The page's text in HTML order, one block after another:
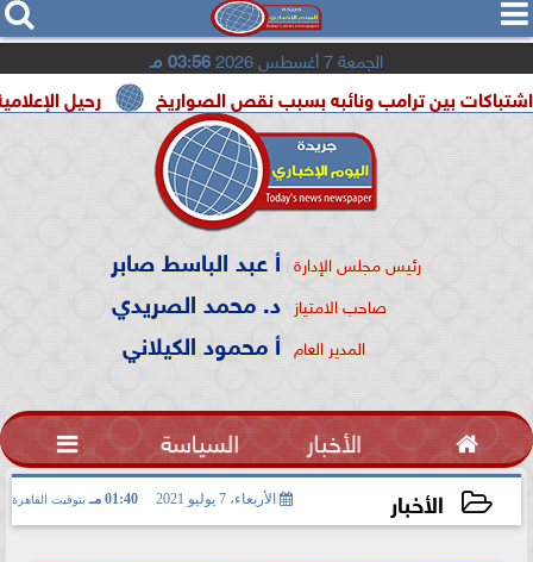
  
الجمعة 7 أغسطس 2026 03:56 مـ
رحيل الإعلامية سونيا ترامب ونائبه بسبب نقص الصواريخ
رئيس مجلس الإدارة أ عبد الباسط صابر
صاحب الامتياز د. محمد الصريدي
المدير العام أ محمود الكيلاني
 الأخبار السياسة 
الأخبار الأربعاء، 7 يوليو 2021 01:40 مـ بتوقيت القاهرة